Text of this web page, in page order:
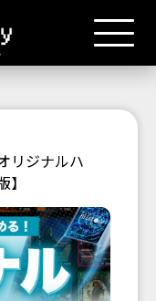
リジナルハ